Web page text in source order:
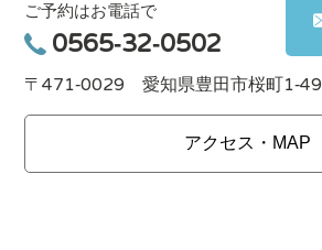
ご予約はお電話で
0565-32-0502
〒471-0029 愛知県豊田市桜町1-49
アクセス・MAP